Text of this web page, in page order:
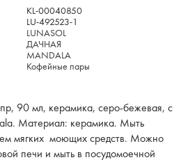
KL-00040850
LU-492523-1
LUNASOL
ДАЧНАЯ
MANDALA
Кофейные пары
90 мл, керамика, серо-бежевая, с
Материал: керамика. Мыть
мягких моющих средств. Можно
печи и мыть в посудомоечной